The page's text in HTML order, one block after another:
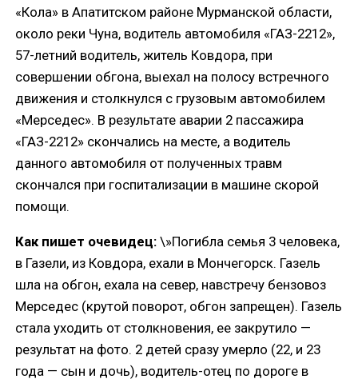
«Кола» в Апатитском районе Мурманской области,
около реки Чуна, водитель автомобиля «ГАЗ-2212»,
57-летний водитель, житель Ковдора, при
совершении обгона, выехал на полосу встречного
движения и столкнулся с грузовым автомобилем
«Мерседес». В результате аварии 2 пассажира
«ГАЗ-2212» скончались на месте, а водитель
данного автомобиля от полученных травм
скончался при госпитализации в машине скорой
помощи.
Как пишет очевидец: \»Погибла семья 3 человека,
в Газели, из Ковдора, ехали в Мончегорск. Газель
шла на обгон, ехала на север, навстречу бензовоз
Мерседес (крутой поворот, обгон запрещен). Газель
стала уходить от столкновения, ее закрутило —
результат на фото. 2 детей сразу умерло (22, и 23
года — сын и дочь), водитель-отец по дороге в